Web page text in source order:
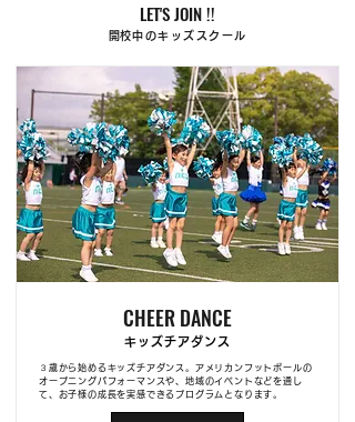
LET'S JOIN !!
​開校中のキッズスクール​
CHEER DANCE
キッズチアダンス
３歳から始めるキッズチアダンス。アメリカンフットボールの
オープニングパフォーマンスや、地域のイベントなどを通し
て、お子様の成長を実感できるプログラムとなります。